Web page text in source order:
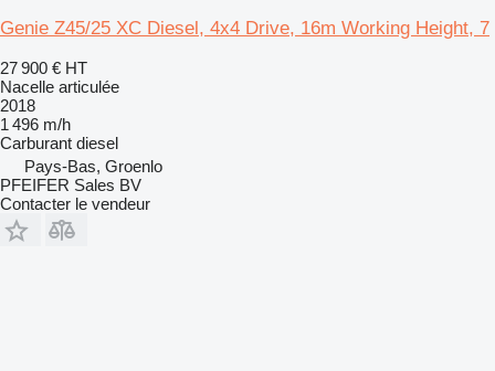
Genie Z45/25 XC Diesel, 4x4 Drive, 16m Working Height, 7
27 900 € HT
Nacelle articulée
2018
1 496 m/h
Carburant diesel
Pays-Bas, Groenlo
PFEIFER Sales BV
Contacter le vendeur